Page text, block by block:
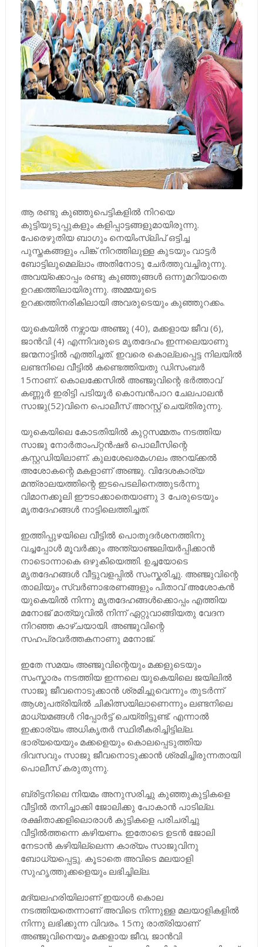
ആ രണ്ടു കുഞ്ഞുപെട്ടികളിൽ നിറയെ
കുട്ടിയുടുപ്പുകളും കളിപ്പാട്ടങ്ങളുമായിരുന്നു.
പേരെഴുതിയ ബാഗും നെയിംസ്ലിപ് ഒട്ടിച്ച
പുസ്തകങ്ങളും പിങ്ക് നിറത്തിലുള്ള കുടയും വാട്ടർ
ബോട്ടിലുമെല്ലാം അതിനോടു ചേർത്തുവച്ചിരുന്നു.
അവയ്ക്കൊപ്പം രണ്ടു കുഞ്ഞുങ്ങൾ ഒന്നുമറിയാതെ
ഉറക്കത്തിലായിരുന്നു. അമ്മയുടെ
ഉറക്കത്തിനരികിലായി അവരുടെയും കുഞ്ഞുറക്കം.
യുകെയിൽ നഴ്സായ അഞ്ജു (40), മക്കളായ ജീവ (6),
ജാൻവി (4) എന്നിവരുടെ മൃതദേഹം ഇന്നലെയാണു
ജന്മനാട്ടിൽ എത്തിച്ചത്. ഇവരെ കൊല്ലപ്പെട്ട നിലയിൽ
ലണ്ടനിലെ വീട്ടിൽ കണ്ടെത്തിയതു ഡിസംബർ
15നാണ്. കൊലക്കേസിൽ അഞ്ജുവിന്റെ ഭർത്താവ്
കണ്ണൂർ ഇരിട്ടി പടിയൂർ കൊമ്പൻപാറ ചേലപാലൻ
സാജു(52)വിനെ പൊലീസ് അറസ്റ്റ് ചെയ്തിരുന്നു.
യുകെയിലെ കോടതിയിൽ കുറ്റസമ്മതം നടത്തിയ
സാജു നോർതാംപ്റ്റൻഷർ പൊലീസിന്റെ
കസ്റ്റഡിയിലാണ്. കുലശേഖരമംഗലം അറയ്ക്കൽ
അശോകന്റെ മകളാണ് അഞ്ജു. വിദേശകാര്യ
മന്ത്രാലയത്തിന്റെ ഇടപെടലിനെത്തുടർന്നു
വിമാനക്കൂലി ഈടാക്കാതെയാണു 3 പേരുടെയും
മൃതദേഹങ്ങൾ നാട്ടിലെത്തിച്ചത്.
ഇത്തിപ്പുഴയിലെ വീട്ടിൽ പൊതുദർശനത്തിനു
വച്ചപ്പോൾ മൂവർക്കും അന്ത്യാഞ്ജലിയർപ്പിക്കാൻ
നാടൊന്നാകെ ഒഴുകിയെത്തി. ഉച്ചയോടെ
മൃതദേഹങ്ങൾ വീട്ടുവളപ്പിൽ സംസ്കരിച്ചു. അഞ്ജുവിന്റെ
താലിയും സ്വർണാഭരണങ്ങളും പിതാവ് അശോകൻ
യുകെയിൽ നിന്നു മൃതദേഹങ്ങൾക്കൊപ്പം എത്തിയ
മനോജ് മാത്യുവിൽ നിന്ന് ഏറ്റുവാങ്ങിയതു വേദന
നിറഞ്ഞ കാഴ്ചയായി. അഞ്ജുവിന്റെ
സഹപ്രവർത്തകനാണു മനോജ്.
ഇതേ സമയം അഞ്ജുവിന്റെയും മക്കളുടെയും
സംസ്കാരം നടത്തിയ ഇന്നലെ യുകെയിലെ ജയിലിൽ
സാജു ജീവനൊടുക്കാൻ ശ്രമിച്ചുവെന്നും തുടർന്ന്
ആശുപത്രിയിൽ ചികിത്സയിലാണെന്നും ലണ്ടനിലെ
മാധ്യമങ്ങൾ റിപ്പോർട്ട് ചെയ്തിട്ടുണ്ട്. എന്നാൽ
ഇക്കാര്യം അധികൃതർ സ്ഥിരീകരിച്ചിട്ടില്ല.
ഭാര്യയെയും മക്കളെയും കൊലപ്പെടുത്തിയ
ദിവസവും സാജു ജീവനൊടുക്കാൻ ശ്രമിച്ചിരുന്നതായി
പൊലീസ് കരുതുന്നു.
ബ്രിട്ടനിലെ നിയമം അനുസരിച്ചു കുഞ്ഞുകുട്ടികളെ
വീട്ടിൽ തനിച്ചാക്കി ജോലിക്കു പോകാൻ പാടില്ല.
രക്ഷിതാക്കളിലൊരാൾ കുട്ടികളെ പരിചരിച്ചു
വീട്ടിൽത്തന്നെ കഴിയണം. ഇതോടെ ഉടൻ ജോലി
നേടാൻ കഴിയില്ലെന്ന കാര്യം സാജുവിനു
ബോധ്യപ്പെട്ടു. കൂടാതെ അവിടെ മലയാളി
സുഹൃത്തുക്കളെയും ലഭിച്ചില്ല.
മദ്യലഹരിയിലാണ് ഇയാൾ കൊല
നടത്തിയതെന്നാണ് അവിടെ നിന്നുള്ള മലയാളികളിൽ
നിന്നു ലഭിക്കുന്ന വിവരം. 15നു രാത്രിയാണ്
അഞ്ജുവിനെയും മക്കളായ ജീവ, ജാൻവി